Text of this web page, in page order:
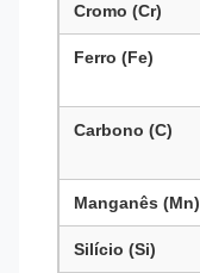
Cromo (Cr)
Ferro (Fe)
Carbono (C)
Manganês (Mn)
Silício (Si)